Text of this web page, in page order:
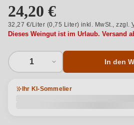
24,20 €
32,27 €/Liter (0,75 Liter) inkl. MwSt.,zzgl.
Dieses Weingut ist im Urlaub. Versand
1 In den
Ihr KI-Sommelier